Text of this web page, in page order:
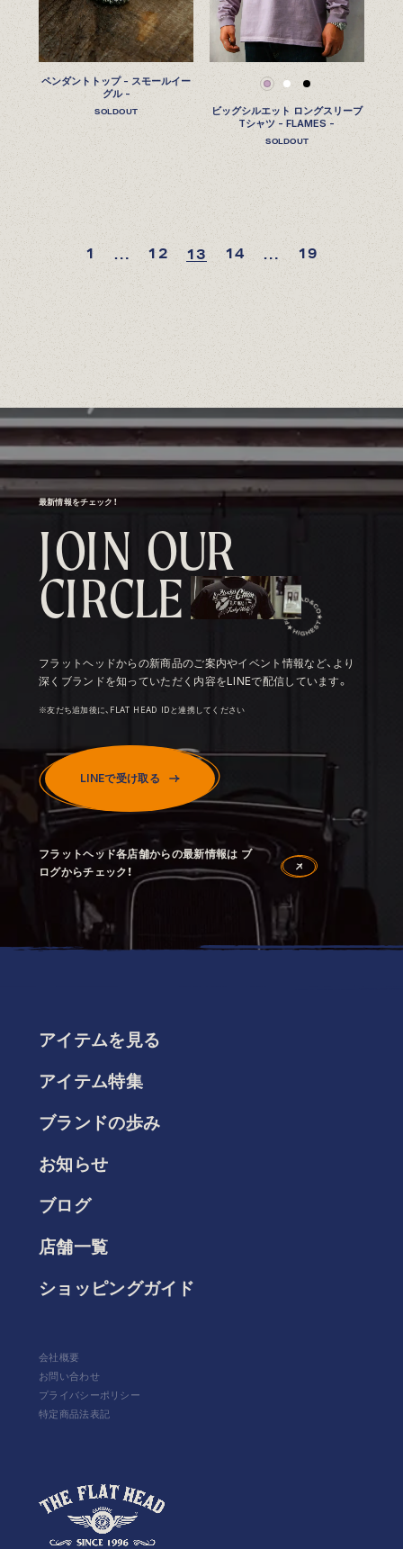
ペンダントトップ - スモールイー
グル -
SOLDOUT
ビッグシルエット ロングスリーブ
Tシャツ - FLAMES -
SOLDOUT
1 … 12 13 14 … 19
最新情報をチェック！
JOIN OUR
CIRCLE
フラットヘッドからの新商品のご案内やイベント情報など、より
深くブランドを知っていただく内容をLINEで配信しています。
※友だち追加後に、FLAT HEAD IDと連携してください
LINEで受け取る
フラットヘッド各店舗からの最新情報は ブ
ログからチェック！
アイテムを見る
アイテム特集
ブランドの歩み
お知らせ
ブログ
店舗一覧
ショッピングガイド
会社概要
お問い合わせ
プライバシーポリシー
特定商品法表記